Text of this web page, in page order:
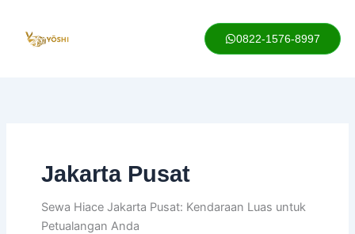
konten
0822-1576-8997
Jakarta Pusat
Sewa Hiace Jakarta Pusat: Kendaraan Luas untuk
Petualangan Anda